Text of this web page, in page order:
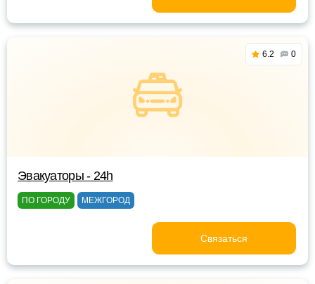
6.2 0
Эвакуаторы - 24h
ПО ГОРОДУ МЕЖГОРОД
Связаться